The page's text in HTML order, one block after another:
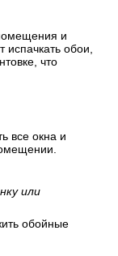
и
испачкать обои,
что
все окна и
или
обойные